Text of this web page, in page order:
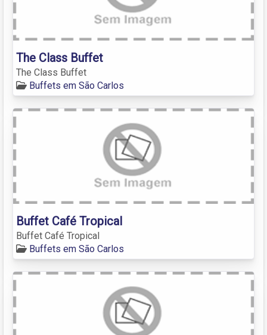
The Class Buffet
The Class Buffet
Buffets em São Carlos
Buffet Café Tropical
Buffet Café Tropical
Buffets em São Carlos